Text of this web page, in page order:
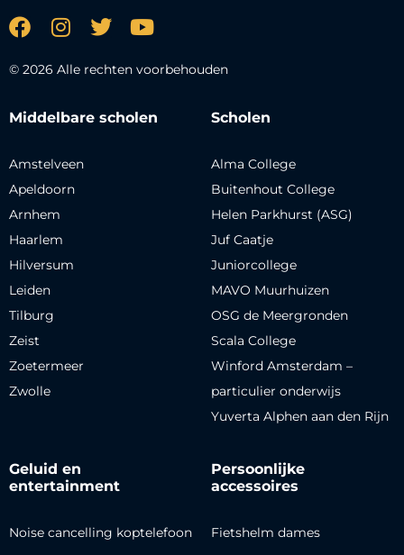
© 2026 Alle rechten voorbehouden
Middelbare scholen
Amstelveen
Apeldoorn
Arnhem
Haarlem
Hilversum
Leiden
Tilburg
Zeist
Zoetermeer
Zwolle
Scholen
Alma College
Buitenhout College
Helen Parkhurst (ASG)
Juf Caatje
Juniorcollege
MAVO Muurhuizen
OSG de Meergronden
Scala College
Winford Amsterdam –
particulier onderwijs
Yuverta Alphen aan den Rijn
Geluid en
entertainment
Noise cancelling koptelefoon
Persoonlijke
accessoires
Fietshelm dames